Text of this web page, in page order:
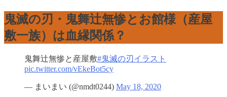
鬼滅の刃・鬼舞辻無惨とお館様（産屋
敷一族）は血縁関係？
鬼舞辻無惨と産屋敷#鬼滅の刃イラスト
pic.twitter.com/vEkeBot5cy
— まいまい (@nmdt0244) May 18, 2020